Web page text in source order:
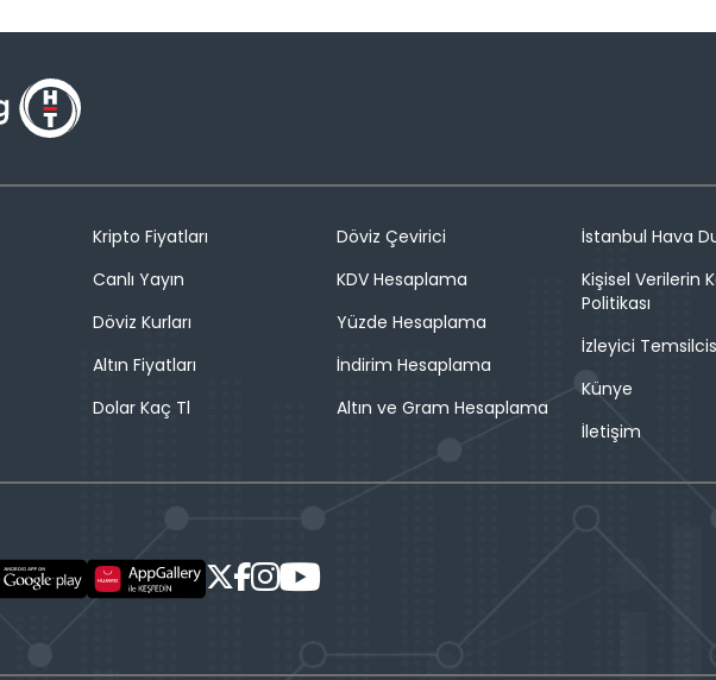
Kripto Fiyatları
Canlı Yayın
Döviz Kurları
Altın Fiyatları
Dolar Kaç Tl
Döviz Çevirici
KDV Hesaplama
Yüzde Hesaplama
İndirim Hesaplama
Altın ve Gram Hesaplama
İstanbul Hava
Kişisel Verilerin
Politikası
İzleyici
Künye
İletişim